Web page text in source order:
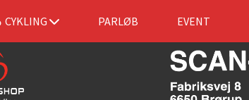
CYKLING PARLØB EVENT